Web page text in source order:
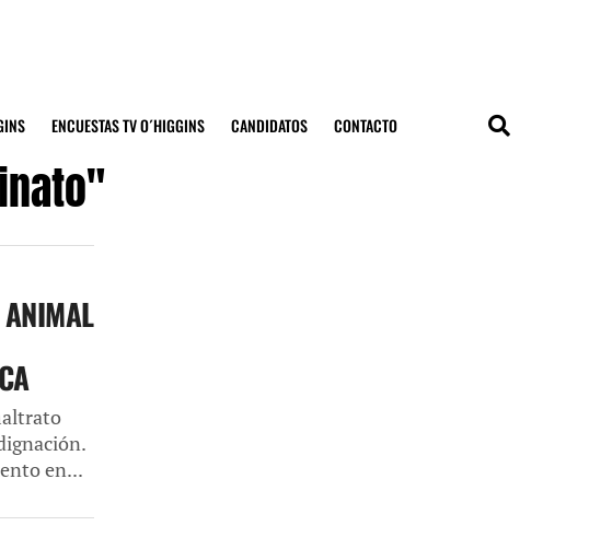
ENCUESTAS TV O´HIGGINS CANDIDATOS CONTACTO
en...